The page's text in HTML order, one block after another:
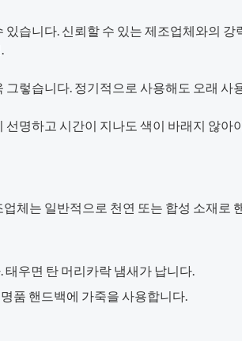
습니다. 신뢰할 수 있는 제조업체와의
렇습니다. 정기적으로 사용해도 오래 사
명하고 시간이 지나도 색이 바래지 않아
체는 일반적으로 천연 또는 합성 소재로
우면 탄 머리카락 냄새가 납니다.
품 핸드백에 가죽을 사용합니다.